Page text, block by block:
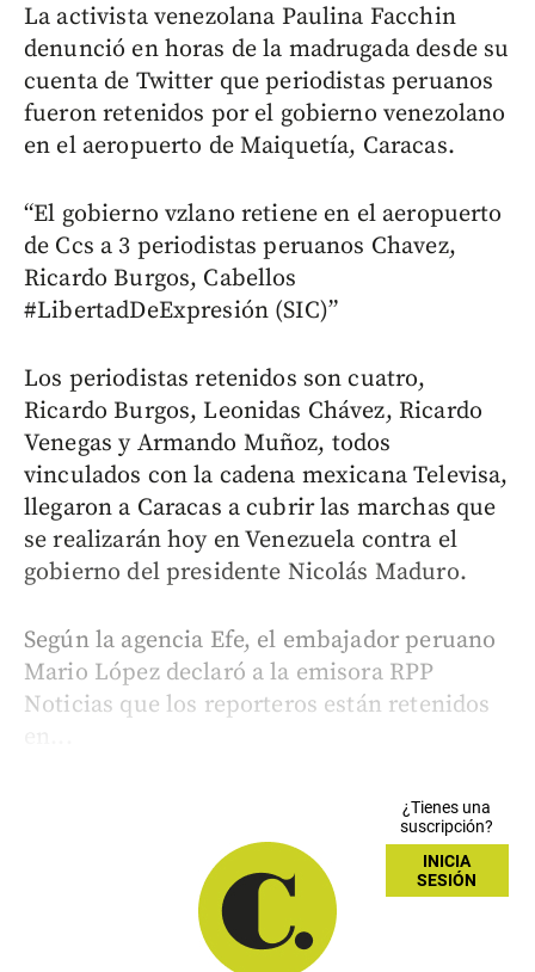
La activista venezolana Paulina Facchin
denunció en horas de la madrugada desde su
cuenta de Twitter que periodistas peruanos
fueron retenidos por el gobierno venezolano
en el aeropuerto de Maiquetía, Caracas.
“El gobierno vzlano retiene en el aeropuerto
de Ccs a 3 periodistas peruanos Chavez,
Ricardo Burgos, Cabellos
#LibertadDeExpresión (SIC)”
Los periodistas retenidos son cuatro,
Ricardo Burgos, Leonidas Chávez, Ricardo
Venegas y Armando Muñoz, todos
vinculados con la cadena mexicana Televisa,
llegaron a Caracas a cubrir las marchas que
se realizarán hoy en Venezuela contra el
gobierno del presidente Nicolás Maduro.
Según la agencia Efe, el embajador peruano
Mario López declaró a la emisora RPP
Noticias que los reporteros están retenidos
¿Tienes una
suscripción?
INICIA
SESIÓN